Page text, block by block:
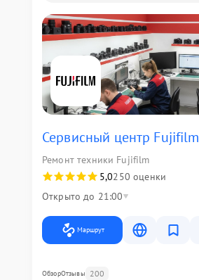
Сервисный центр Fujifilm
Ремонт техники Fujifilm
5,0250 оценки
Открыто до 21:00
Маршрут
ОбзорОтзывы 200